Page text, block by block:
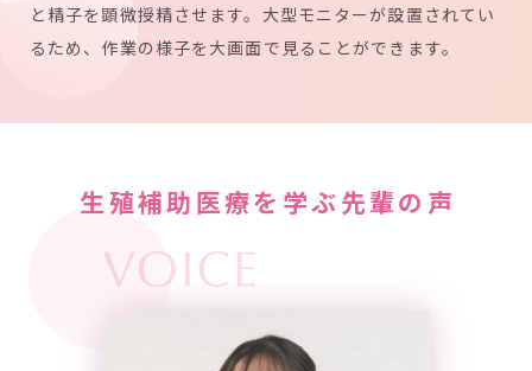
と精子を顕微授精させます。大型モニターが設置されてい
るため、作業の様子を大画面で見ることができます。
生殖補助医療を学ぶ先輩の声